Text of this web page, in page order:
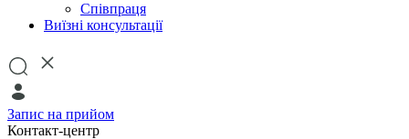
Співпраця
Виїзні консультації
Запис на прийом
Контакт-центр